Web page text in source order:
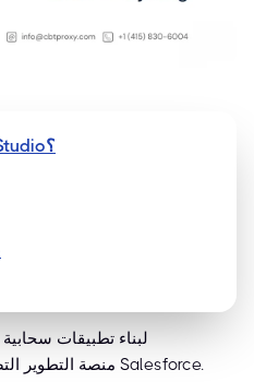
ما هي شهادة مطور OmniStudio؟
لبناء تطبيقات
OmniStudio، منصة التطوير التصريحي القوية من Salesforce.